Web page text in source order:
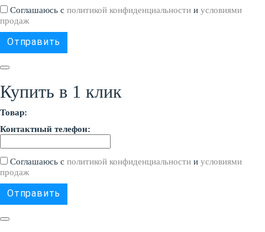
Соглашаюсь с политикой конфиденциальности и условиями
продаж
Купить в 1 клик
Товар:
Контактный телефон:
Соглашаюсь с политикой конфиденциальности и условиями
продаж